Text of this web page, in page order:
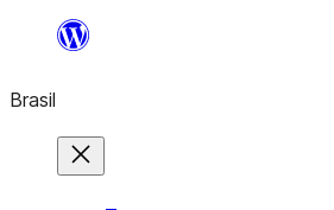
o
conteúdo
Brasil